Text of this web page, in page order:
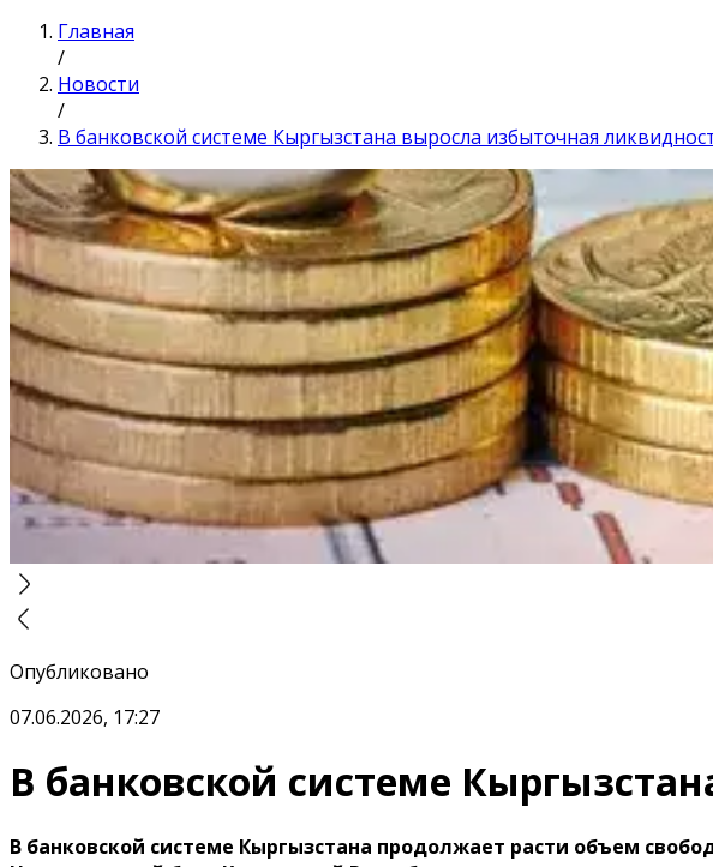
Главная
/
Новости
/
В банковской системе Кыргызстана выросла избыточная
Опубликовано
07.06.2026, 17:27
В банковской системе
В банковской системе Кыргызстана продолжает расти объем